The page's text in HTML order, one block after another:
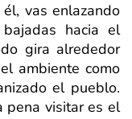
vas enlazando
hacia el
gira alrededor
ambiente como
el pueblo.
pena visitar es el